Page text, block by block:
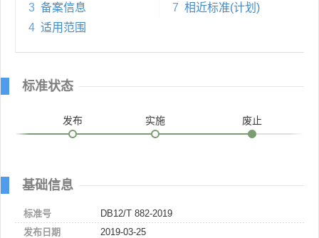
3 备案信息
4 适用范围
7 相近标准(计划)
标准状态
发布 实施 废止
基础信息
标准号
DB12/T 882-2019
发布日期
2019-03-25